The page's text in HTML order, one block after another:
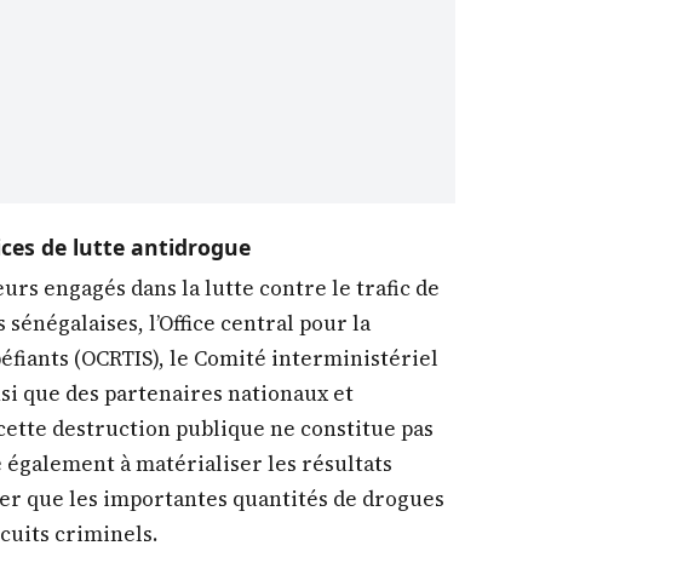
de lutte antidrogue
engagés dans la lutte contre le trafic de
l’Office central pour la
(OCRTIS), le Comité interministériel
que des partenaires nationaux et
destruction publique ne constitue pas
à matérialiser les résultats
que les importantes quantités de drogues
criminels.